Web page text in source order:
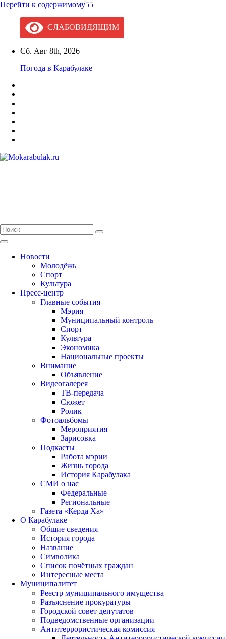
Перейти к содержимому55
СЛАБОВИДЯЩИМ
Сб. Авг 8th, 2026
Погода в Карабулаке
Новости
Молодёжь
Спорт
Культура
Пресс-центр
Главные события
Мэрия
Муниципальный контроль
Спорт
Культура
Экономика
Национальные проекты
Внимание
Объявление
Видеогалерея
ТВ-передача
Сюжет
Ролик
Фотоальбомы
Мероприятия
Зарисовка
Подкасты
Работа мэрии
Жизнь города
История Карабулака
СМИ о нас
Федеральные
Региональные
Газета «Керда Ха»
О Карабулаке
Общие сведения
История города
Название
Символика
Список почётных граждан
Интересные места
Муниципалитет
Реестр муниципального имущества
Разъяснение прокуратуры
Городской совет депутатов
Подведомственные организации
Антитеррористическая комиссия